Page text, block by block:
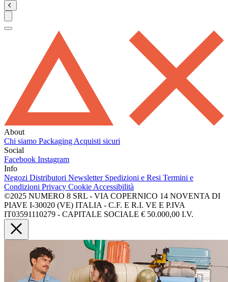
About
Chi siamo Packaging Acquisti sicuri
Social
Facebook Instagram
Info
Negozi Distributori Newsletter Spedizioni e Resi Termini e
Condizioni Privacy Cookie Accessibilità
©2025 NUMERO 8 SRL - VIA COPERNICO 14 NOVENTA DI
PIAVE I-30020 (VE) ITALIA - C.F. E R.I. VE E P.IVA
IT03591110279 - CAPITALE SOCIALE € 50.000,00 I.V.